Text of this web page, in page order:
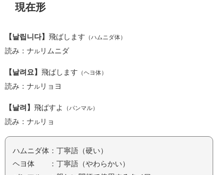
現在形
【날립니다】 飛ばします （ハムニダ体）
読み：ナ ル リムニダ
【날려요】 飛ばします （ヘヨ体）
読み：ナ ル リョヨ
【날려】 飛ばすよ （パンマル）
読み：ナ ル リョ
ハムニダ体：丁寧語（硬い）
ヘヨ体 ：丁寧語（やわらかい）